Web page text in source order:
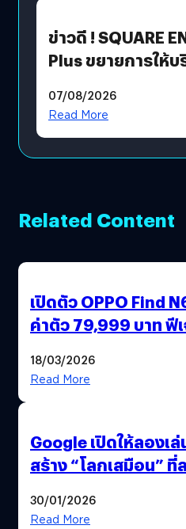
ข่าวดี ! SQUARE
Plus ขยายการให้บ
โดยตรง
07/08/2026
Read More
Related Content
เปิดตัว OPPO Find
ค่าตัว 79,999 บาท ฟี
18/03/2026
Read More
Google เปิดให้ลองเล่
สร้าง “โลกเสมือน” ที่
30/01/2026
Read More